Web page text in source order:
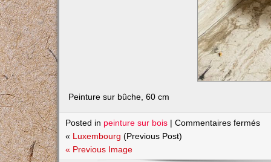
Peinture sur bûche, 60 cm
Posted in peinture sur bois |Commentaires fermés
« Luxembourg (Previous Post)
« Previous Image